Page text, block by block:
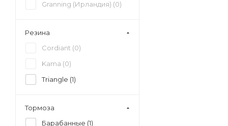
Granning (Ирландия) (0)
Резина
Cordiant (0)
Kama (0)
Triangle (1)
Тормоза
Барабанные (1)